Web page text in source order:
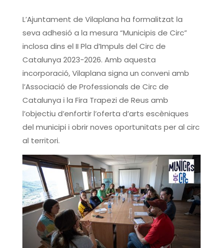
L’Ajuntament de Vilaplana ha formalitzat la
seva adhesió a la mesura “Municipis de Circ”
inclosa dins el II Pla d’Impuls del Circ de
Catalunya 2023-2026. Amb aquesta
incorporació, Vilaplana signa un conveni amb
l’Associació de Professionals de Circ de
Catalunya i la Fira Trapezi de Reus amb
l’objectiu d’enfortir l’oferta d’arts escèniques
del municipi i obrir noves oportunitats per al circ
al territori.